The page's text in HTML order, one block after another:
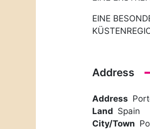
EINE
Address
Address
Land Spain
City/Town